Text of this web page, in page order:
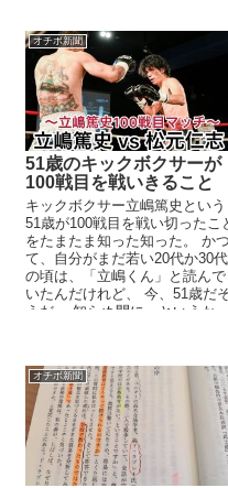
オチボ新聞
51歳のキックボクサーが
100戦目を戦いきること
キックボクサー立嶋篤史という
51歳が100戦目を戦い切ったこ
をたまたま知った知った。 かつ
て、自分がまだ若い20代か30代
の頃は、「立嶋くん」と読んで
いたんだけれど、 今、51歳だ
うだ。 知らぬ間に。というか、
オチボ新聞